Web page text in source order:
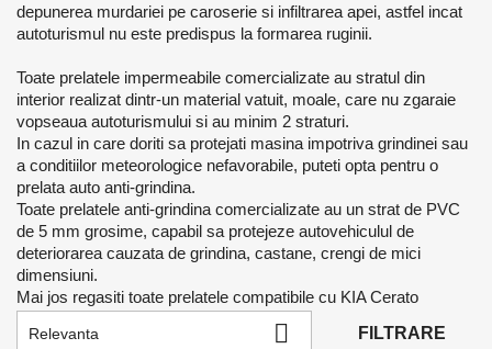
depunerea murdariei pe caroserie si infiltrarea apei, astfel incat
autoturismul nu este predispus la formarea ruginii.
Toate prelatele impermeabile comercializate au stratul din
interior realizat dintr-un material vatuit, moale, care nu zgaraie
vopseaua autoturismului si au minim 2 straturi.
In cazul in care doriti sa protejati masina impotriva grindinei sau
a conditiilor meteorologice nefavorabile, puteti opta pentru o
prelata auto anti-grindina.
Toate prelatele anti-grindina comercializate au un strat de PVC
de 5 mm grosime, capabil sa protejeze autovehiculul de
deteriorarea cauzata de grindina, castane, crengi de mici
dimensiuni.
Mai jos regasiti toate prelatele compatibile cu KIA Cerato
Relevanta  FILTRARE